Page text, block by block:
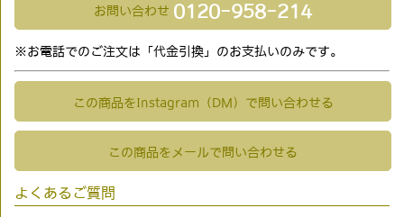
お問い合わせ 0120-958-214
※お電話でのご注文は「代金引換」のお支払いのみです。
この商品をInstagram（DM）で問い合わせる
この商品をメールで問い合わせる
よくあるご質問